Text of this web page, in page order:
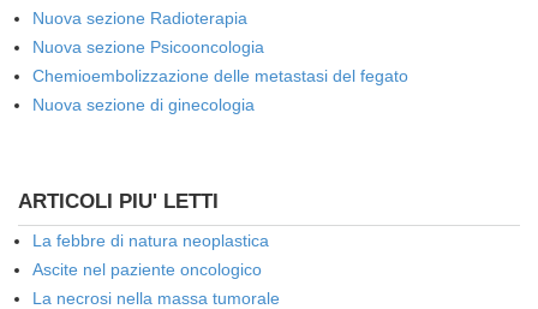
Nuova sezione Radioterapia
Nuova sezione Psicooncologia
Chemioembolizzazione delle metastasi del fegato
Nuova sezione di ginecologia
ARTICOLI PIU' LETTI
La febbre di natura neoplastica
Ascite nel paziente oncologico
La necrosi nella massa tumorale